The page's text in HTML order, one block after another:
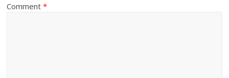
Comment*